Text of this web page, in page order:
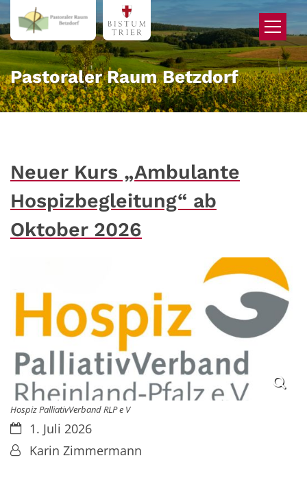
Zum Inhalt springen
Pastoraler Raum Betzdorf
Neuer Kurs „Ambulante
Hospizbegleitung“ ab
Oktober 2026
Hospiz PalliativVerband RLP e V
Datum:1. Juli 2026
Von:Karin Zimmermann